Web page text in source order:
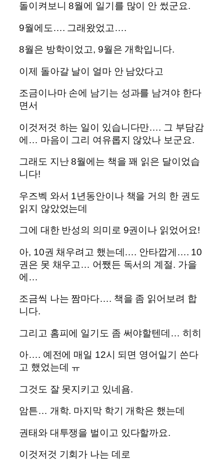
돌이켜보니 8월에 일기를 많이 안 썼군요.
9월에도…. 그래왔었고….
8월은 방학이었고, 9월은 개학입니다.
이제 돌아갈 날이 얼마 안 남았다고
조금이나마 손에 남기는 성과를 남겨야 한다
면서
이것저것 하는 일이 있습니다만…. 그 부담감
에… 마음이 그리 여유롭지 않았나 보군요.
그래도 지난 8월에는 책을 꽤 읽은 달이었습
니다!
우즈벡 와서 1년동안이나 책을 거의 한 권도
읽지 않았었는데
그에 대한 반성의 의미로 9권이나 읽었어요!
아, 10권 채우려고 했는데…. 안타깝게…. 10
권은 못 채우고… 어쨌든 독서의 계절. 가을
에…
조금씩 나는 짬마다…. 책을 좀 읽어보려 합
니다.
그리고 홈피에 일기도 좀 써야할텐데… 히히
아…. 예전에 매일 12시 되면 영어일기 쓴다
고 했었는데 ㅠ
그것도 잘 못지키고 있네욤.
암튼… 개학. 마지막 학기 개학은 했는데
권태와 대투쟁을 벌이고 있다할까요.
이것저것 기회가 나는 데로